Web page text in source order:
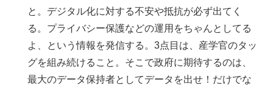
と。デジタル化に対する不安や抵抗が必ず出てく
る。プライバシー保護などの運用をちゃんとしてる
よ、という情報を発信する。3点目は、産学官のタッ
グを組み続けること。そこで政府に期待するのは、
最大のデータ保持者としてデータを出せ！だけでな